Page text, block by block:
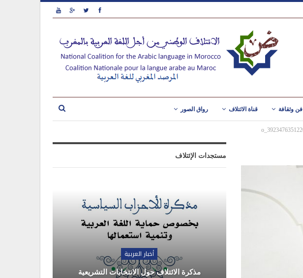
فن وثقافة قناة الائتلاف رواق الصور
مستجدات الإئتلاف
أخبار العربية
مذكرة الائتلاف حول الانتخابات التشريعية